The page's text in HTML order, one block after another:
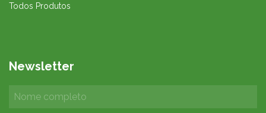
Todos Produtos
Newsletter